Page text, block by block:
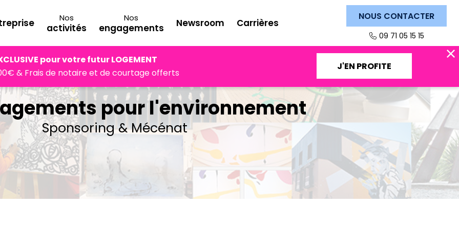
Nos
activités
Nos
engagements Newsroom Carrières
NOUS CONTACTER
09 71 05 15 15
pour votre futur LOGEMENT
& Frais de notaire et de courtage offerts
J'EN PROFITE
Sponsoring & Mécénat
pour l'environnement
Sponsoring & Mécénat